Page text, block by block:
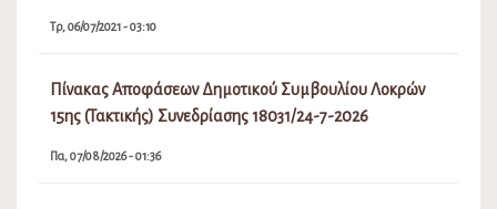
Τρ, 06/07/2021 - 03:10
Πίνακας Αποφάσεων Δημοτικού Συμβουλίου Λοκρών
15ης (Τακτικής) Συνεδρίασης 18031/24-7-2026
Πα, 07/08/2026 - 01:36